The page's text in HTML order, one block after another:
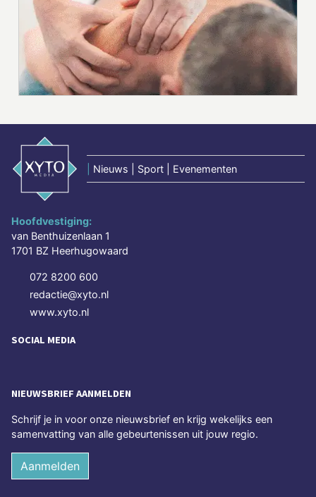
Nieuws | Sport | Evenementen
Hoofdvestiging:
van Benthuizenlaan 1
1701 BZ Heerhugowaard
072 8200 600
redactie@xyto.nl
www.xyto.nl
SOCIAL MEDIA
NIEUWSBRIEF AANMELDEN
Schrijf je in voor onze nieuwsbrief en krijg wekelijks een
samenvatting van alle gebeurtenissen uit jouw regio.
Aanmelden